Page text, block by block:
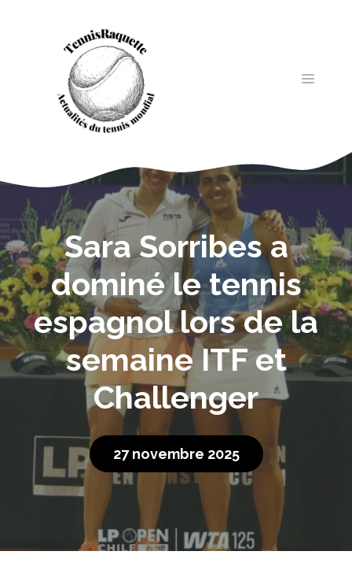
MENU
Sara Sorribes a
dominé le tennis
espagnol lors de la
semaine ITF et
Challenger
27 novembre 2025